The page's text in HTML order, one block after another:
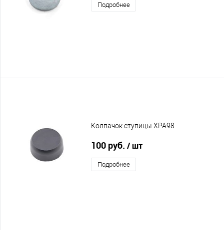
Подробнее
Колпачок ступицы XPA98
100 руб. / шт
Подробнее